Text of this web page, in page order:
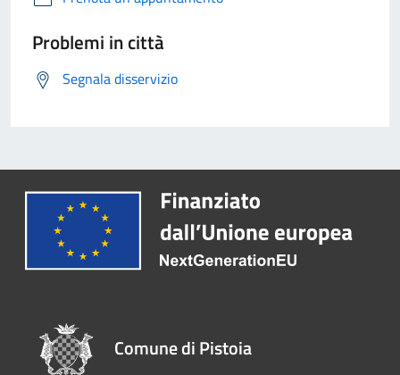
Problemi in città
Segnala disservizio
Comune di Pistoia